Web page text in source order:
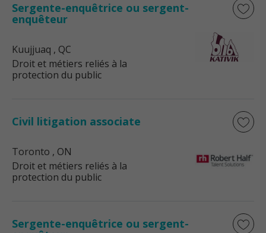
Sergente-enquêtrice ou sergent-
enquêteur
Kuujjuaq , QC
Droit et métiers reliés à la
protection du public
Civil litigation associate
Toronto , ON
Droit et métiers reliés à la
protection du public
Sergente-enquêtrice ou sergent-